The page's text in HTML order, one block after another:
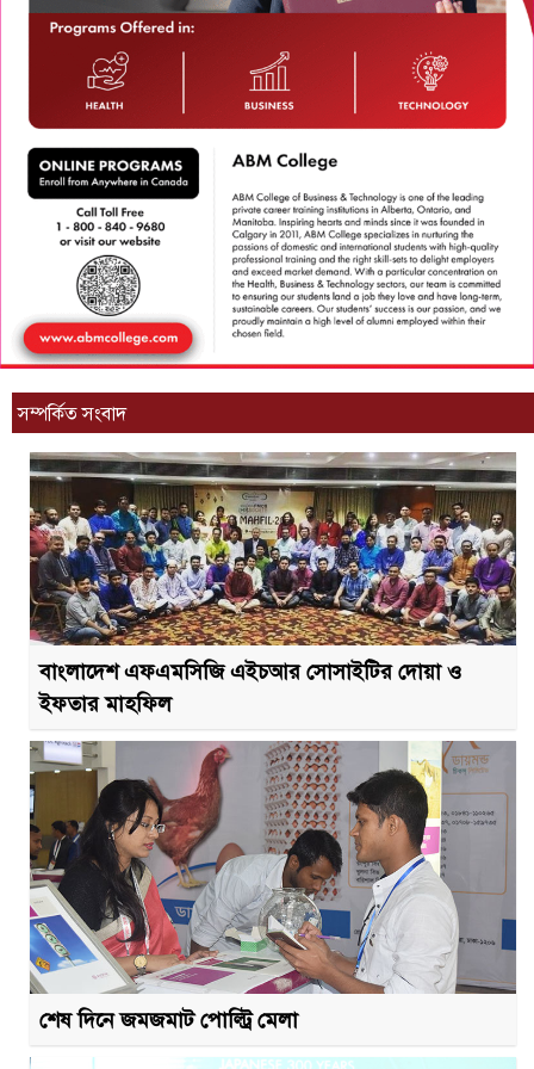
সম্পর্কিত সংবাদ
বাংলাদেশ এফএমসিজি এইচআর সোসাইটির দোয়া ও
ইফতার মাহফিল
শেষ দিনে জমজমাট পোল্ট্রি মেলা